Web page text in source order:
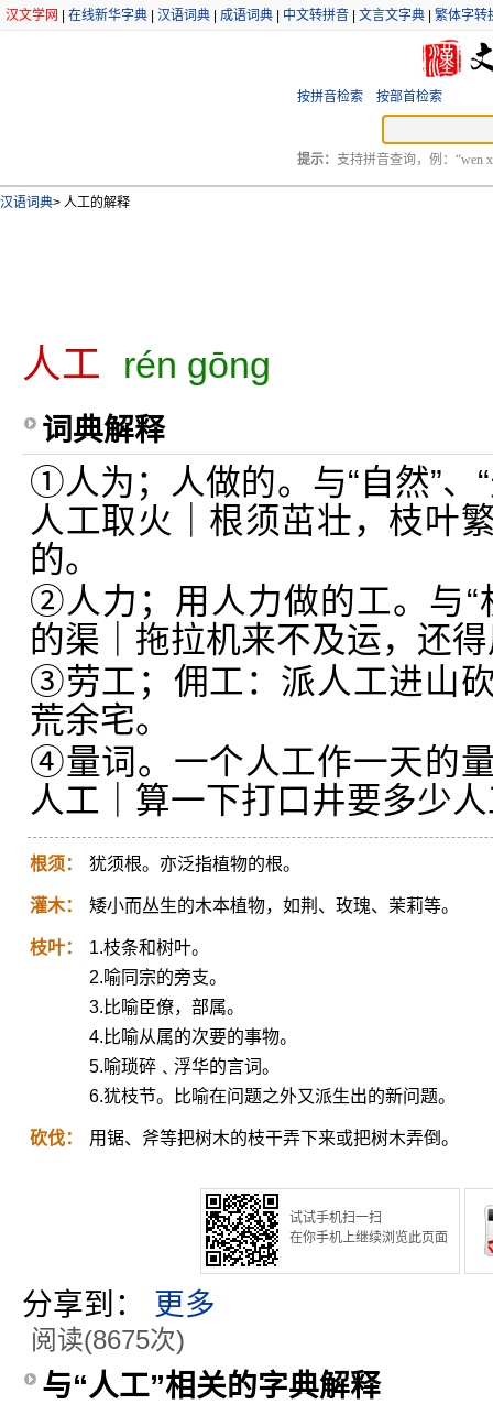
汉文学网 在线新华字典 汉语词典 成语词典 中文转拼音 文言文字典 繁体字转
按拼音检索 按部首检索
提示： 支持拼音查询，例：“wen
汉语词典> 人工的解释
人工 rén gōng
词典解释
①人为；人做的。与“自然”、
人工取火｜根须茁壮，枝叶
的。
②人力；用人力做的工。与“
的渠｜拖拉机来不及运，还
③劳工；佣工：派人工进山
荒余宅。
④量词。一个人工作一天的
人工｜算一下打口井要多少
根须： 犹须根。亦泛指植物的根。
灌木： 矮小而丛生的木本植物，如荆、玫瑰、茉莉等。
枝叶：
1.枝条和树叶。
2.喻同宗的旁支。
3.比喻臣僚，部属。
4.比喻从属的次要的事物。
5.喻琐碎﹑浮华的言词。
6.犹枝节。比喻在问题之外又派生出的新问题。
砍伐： 用锯、斧等把树木的枝干弄下来或把树木弄倒。
试试手机扫一扫
在你手机上继续浏览此页面
分享到： 更多
阅读(8675次)
与“人工”相关的字典解释